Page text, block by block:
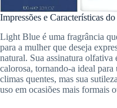
Impressões e Características
Light Blue é uma fragrância
para a mulher que deseja
natural. Sua assinatura olfativa
calorosa, tornando-a ideal
climas quentes, mas sua
uso em ocasiões mais formais